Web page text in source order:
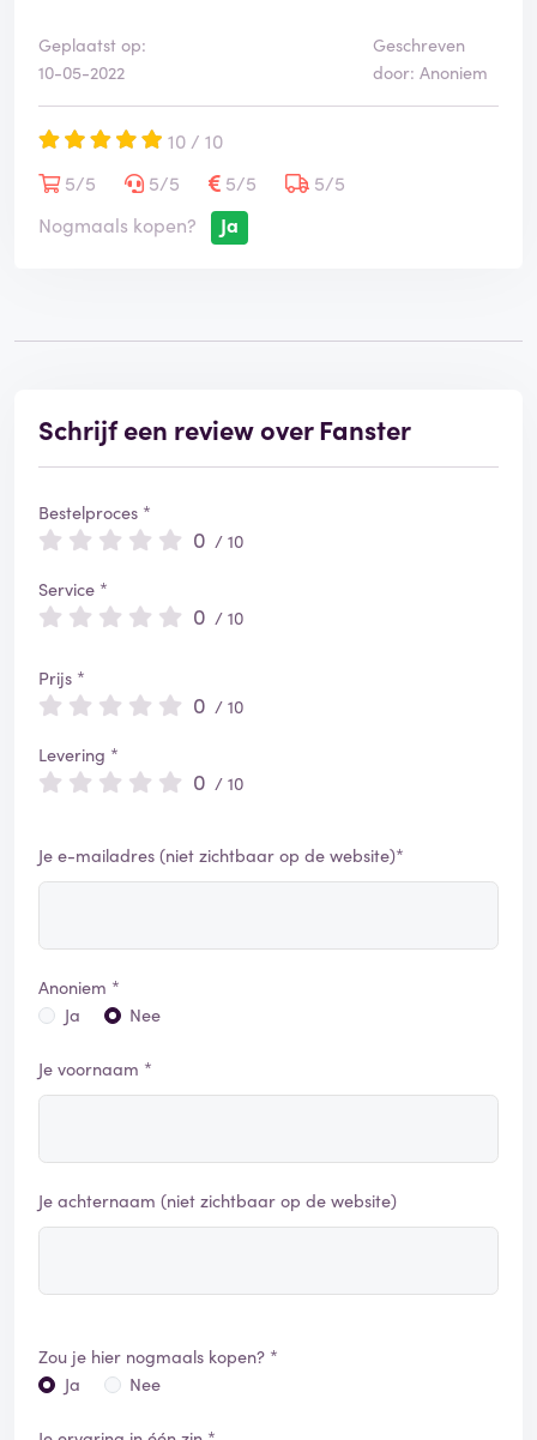
Geplaatst op:
10-05-2022
Geschreven
door: Anoniem
10 / 10
5/5
5/5 5/5
5/5
Nogmaals kopen?
Ja
Schrijf een review over Fanster
Bestelproces *
0 / 10
Service *
0 / 10
Prijs *
0 / 10
Levering *
0 / 10
Je e-mailadres (niet zichtbaar op de website)*
Anoniem *
Ja
Nee
Je voornaam *
Je achternaam (niet zichtbaar op de website)
Zou je hier nogmaals kopen? *
Ja
Nee